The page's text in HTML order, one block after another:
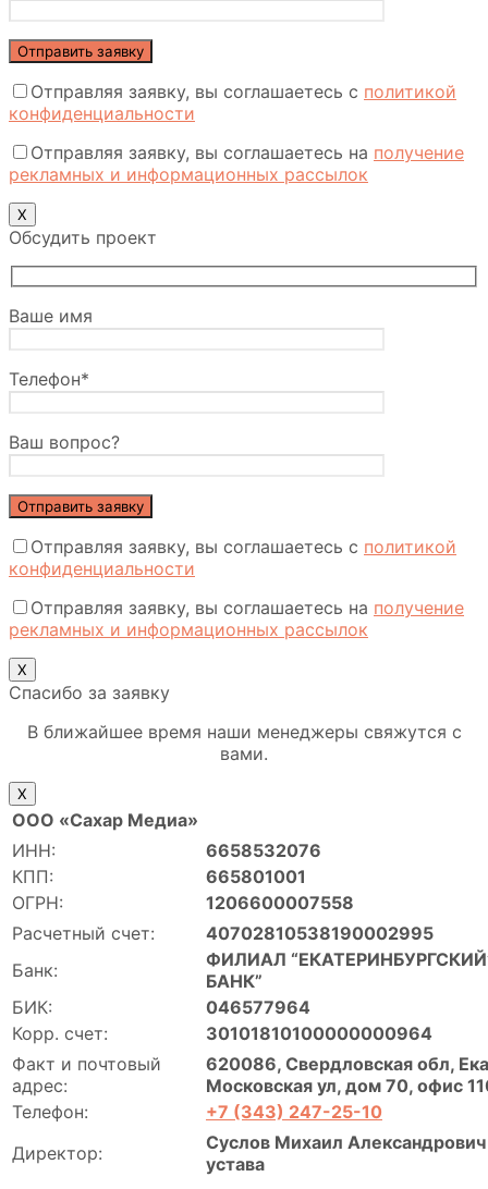
Отправляя заявку, вы соглашаетесь с политикой
конфиденциальности
Отправляя заявку, вы соглашаетесь на получение
рекламных и информационных рассылок
Х
Обсудить проект
Ваше имя
Телефон*
Ваш вопрос?
Отправляя заявку, вы соглашаетесь с политикой
конфиденциальности
Отправляя заявку, вы соглашаетесь на получение
рекламных и информационных рассылок
Х
Спасибо за заявку
В ближайшее время наши менеджеры свяжутся с
вами.
Х
ООО «Сахар Медиа»
ИНН:
6658532076
КПП:
665801001
ОГРН:
1206600007558
Расчетный счет:
40702810538190002995
Банк:
ФИЛИАЛ
БАНК”
БИК:
046577964
Корр. счет:
30101810100000000964
Факт и почтовый
адрес:
620086, Свердловская обл,
Московская ул, дом 70, офис
Телефон:
+7 (343) 247-25-10
Директор:
Суслов Михаил Александрович
устава